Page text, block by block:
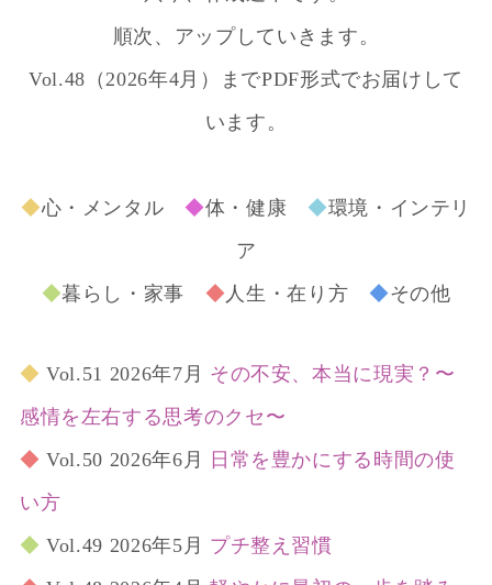
順次、アップしていきます。
Vol.48（2026年4月）までPDF形式でお届けして
います。
◆心・メンタル◆体・健康 ◆環境・インテリ
ア
◆暮らし・家事 ◆人生・在り方 ◆その他
◆ Vol.51 2026年7月 その不安、本当に現実？〜
感情を左右する思考のクセ〜
◆ Vol.50 2026年6月
日常を豊かにする時間の使
い方
◆ Vol.49 2026年5月 プチ整え習慣